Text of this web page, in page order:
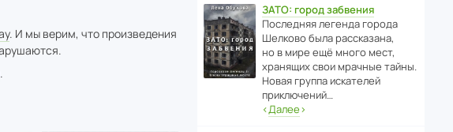
. И мы верим, что произведения
.
ЗАТО: город забвения
После­дняя легенда города
Шелково была расска­зана,
но в мире ещё много мест,
хранящих свои мрачные тайны.
Новая группа иска­телей
приключений…
‹Далее›